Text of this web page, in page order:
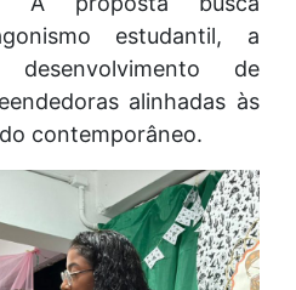
estudantil, a
de
alinhadas às
contemporâneo.